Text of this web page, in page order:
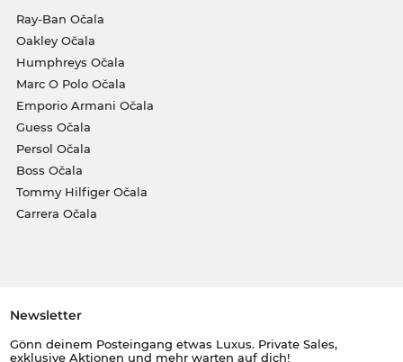
Ray-Ban Očala
Oakley Očala
Humphreys Očala
Marc O Polo Očala
Emporio Armani Očala
Guess Očala
Persol Očala
Boss Očala
Tommy Hilfiger Očala
Carrera Očala
Newsletter
Gönn deinem Posteingang etwas Luxus. Private Sales,
exklusive Aktionen und mehr warten auf dich!